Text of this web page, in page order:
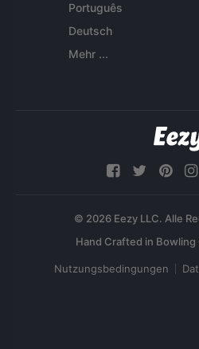
Português
Deutsch
Mehr ...
© 2026 Eezy LLC. Alle
Nutzungsbedingungen